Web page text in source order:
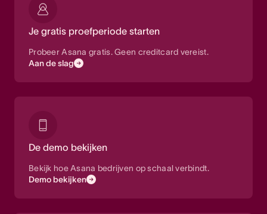
Je gratis proefperiode starten
Probeer Asana gratis. Geen creditcard vereist.
Aan de slag
De demo bekijken
Bekijk hoe Asana bedrijven op schaal verbindt.
Demo bekijken